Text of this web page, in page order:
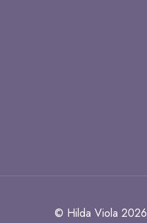
© Hilda Viola 2026